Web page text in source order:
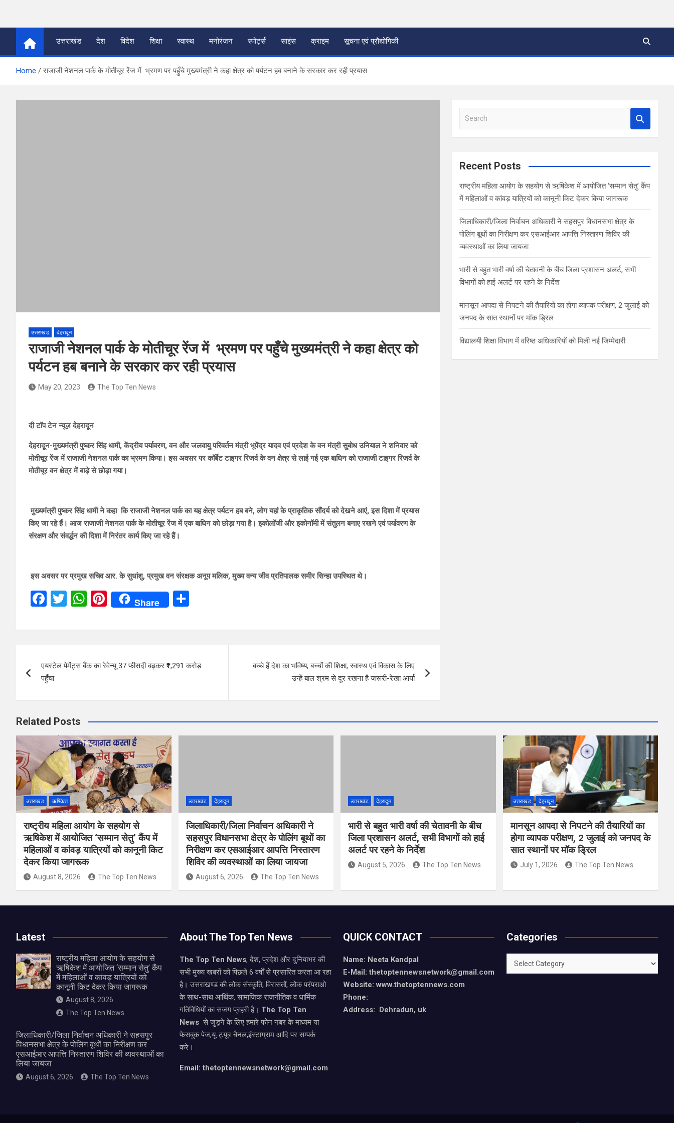
contentthetoptennews.com
उत्तराखंड
देश विदेश शिक्षा स्वास्थ मनोरंजन स्पोर्ट्स साइंस क्राइम सूचना एवं प्रौद्योगिकी
Home राजाजी नेशनल पार्क के मोतीचूर रेंज में भ्रमण पर पहुँचे मुख्यमंत्री ने कहा क्षेत्र को पर्यटन हब बनाने के सरकार कर रही प्रयास
उत्तराखंड देहरादून
राजाजी नेशनल पार्क के मोतीचूर रेंज में भ्रमण पर पहुँचे मुख्यमंत्री ने कहा क्षेत्र को
पर्यटन हब बनाने के सरकार कर रही प्रयास
May 20, 2023 The Top Ten News
दी टॉप टेन न्यूज़ देहरादून
देहरादून-मुख्यमंत्री पुष्कर सिंह धामी, केंद्रीय पर्यावरण, वन और जलवायु परिवर्तन मंत्री भूपेंद्र यादव एवं प्रदेश के वन मंत्री सुबोध उनियाल ने शनिवार को
मोतीचूर रेंज में राजाजी नेशनल पार्क का भ्रमण किया। इस अवसर पर कॉर्बेट टाइगर रिजर्व के वन क्षेत्र से लाई गई एक बाघिन को राजाजी टाइगर रिजर्व के
मोतीचूर वन क्षेत्र में बाड़े से छोड़ा गया।
मुख्यमंत्री पुष्कर सिंह धामी ने कहा कि राजाजी नेशनल पार्क का यह क्षेत्र पर्यटन हब बने, लोग यहां के प्राकृतिक सौंदर्य को देखने आएं, इस दिशा में प्रयास
किए जा रहे हैं। आज राजाजी नेशनल पार्क के मोतीचूर रेंज में एक बाघिन को छोड़ा गया है। इकोलॉजी और इकोनॉमी में संतुलन बनाए रखने एवं पर्यावरण के
संरक्षण और संवर्द्धन की दिशा में निरंतर कार्य किए जा रहे हैं।
इस अवसर पर प्रमुख सचिव आर. के सुधांशु, प्रमुख वन संरक्षक अनूप मलिक, मुख्य वन्य जीव प्रतिपालक समीर सिन्हा उपस्थित थे।
F
ce
o
o
k
T
tt
W
at
A
p
Pi
er
t
Share
ar
navigation
एयरटेल पेमेंट्स बैंक का रेवेन्यू 37 फीसदी बढ़कर ₹1,291 करोड़
पहुँचा
बच्चे हैं देश का भविष्य, बच्चों की शिक्षा, स्वास्थ एवं विकास के लिए
उन्हें बाल श्रम से दूर रखना है जरूरी-रेखा आर्या
a
c
Recent Posts
राष्ट्रीय महिला आयोग के सहयोग से ऋषिकेश में आयोजित ‘सम्मान सेतु’ कैंप
में महिलाओं व कांवड़ यात्रियों को कानूनी किट देकर किया जागरूक
जिलाधिकारी/जिला निर्वाचन अधिकारी ने सहसपुर विधानसभा क्षेत्र के
पोलिंग बूथों का निरीक्षण कर एसआईआर आपत्ति निस्तारण शिविर की
व्यवस्थाओं का लिया जायजा
भारी से बहुत भारी वर्षा की चेतावनी के बीच जिला प्रशासन अलर्ट, सभी
विभागों को हाई अलर्ट पर रहने के निर्देश
मानसून आपदा से निपटने की तैयारियों का होगा व्यापक परीक्षण, 2 जुलाई को
जनपद के सात स्थानों पर मॉक ड्रिल
विद्यालयी शिक्षा विभाग में वरिष्ठ अधिकारियों को मिली नई जिम्मेदारी
Related Posts
उत्तराखंड ऋषिकेश
राष्ट्रीय महिला आयोग के सहयोग से
ऋषिकेश में आयोजित ‘सम्मान सेतु’ कैंप में
महिलाओं व कांवड़ यात्रियों को कानूनी किट
देकर किया जागरूक
August 8, 2026 The Top Ten News
उत्तराखंड देहरादून
जिलाधिकारी/जिला निर्वाचन अधिकारी ने
सहसपुर विधानसभा क्षेत्र के पोलिंग बूथों का
निरीक्षण कर एसआईआर आपत्ति निस्तारण
शिविर की व्यवस्थाओं का लिया जायजा
August 6, 2026 The Top Ten News
उत्तराखंड देहरादून
भारी से बहुत भारी वर्षा की चेतावनी के बीच
जिला प्रशासन अलर्ट, सभी विभागों को हाई
अलर्ट पर रहने के निर्देश
August 5, 2026 The Top Ten News
उत्तराखंड देहरादून
मानसून आपदा से निपटने की तैयारियों का
होगा व्यापक परीक्षण, 2 जुलाई को जनपद के
सात स्थानों पर मॉक ड्रिल
July 1, 2026 The Top Ten News
Latest
राष्ट्रीय महिला आयोग के सहयोग से
ऋषिकेश में आयोजित ‘सम्मान सेतु’ कैंप
में महिलाओं व कांवड़ यात्रियों को
कानूनी किट देकर किया जागरूक
August 8, 2026
The Top Ten News
जिलाधिकारी/जिला निर्वाचन अधिकारी ने सहसपुर
विधानसभा क्षेत्र के पोलिंग बूथों का निरीक्षण कर
एसआईआर आपत्ति निस्तारण शिविर की व्यवस्थाओं का
लिया जायजा
August 6, 2026 The Top Ten News
About The Top Ten News
The Top Ten News, देश, प्रदेश और दुनियाभर की
सभी मुख्य खबरों को पिछले 6 वर्षों से प्रसारित करता आ रहा
है। उत्तराखण्ड की लोक संस्कृति, विरासतों, लोक परंपराओ
के साथ-साथ आर्थिक, सामाजिक राजनीतिक व धार्मिक
गतिविधियों का सजग प्रहरी है। The Top Ten
News से जुड़ने के लिए हमारे फोन नंबर के माध्यम या
फेसबुक पेज,यू-ट्यूब चैनल,इंस्टाग्राम आदि पर सम्पर्क
करे।
Email: thetoptennewsnetwork@gmail.com
QUICK CONTACT
Name: Neeta Kandpal
E-Mail: thetoptennewsnetwork@gmail.com
Website: www.thetoptennews.com
Phone:
Address: Dehradun, uk
Categories
Categories